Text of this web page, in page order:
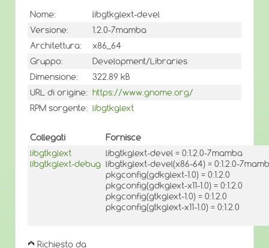
Nome:
libgtkglext-devel
Versione:
1.2.0-7mamba
Architettura:
x86_64
Gruppo:
Development/Libraries
Dimensione:
322.89 kB
URL di origine: https://www.gnome.org/
RPM sorgente: libgtkglext
Collegati
Fornisce
libgtkglext
libgtkglext-debug
libgtkglext-devel = 0:1.2.0-7mamba
libgtkglext-devel(x86-64) = 0:1.2.0-
pkgconfig(gdkglext-1.0) = 0:1.2.0
pkgconfig(gdkglext-x11-1.0) = 0:1.2.0
pkgconfig(gtkglext-1.0) = 0:1.2.0
pkgconfig(gtkglext-x11-1.0) = 0:1.2.0
Richiesto da